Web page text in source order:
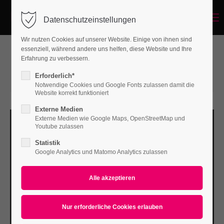
Login
Benutzername
Passwort
Anmelden
Support
Lorem ipsum dolor sit amet:
(Kommentare: 0)
Datenschutzeinstellungen
Wir nutzen Cookies auf unserer Website. Einige von ihnen sind
essenziell, während andere uns helfen, diese Website und Ihre
Erfahrung zu verbessern.
Erforderlich*
Notwendige Cookies und Google Fonts zulassen damit die
Website korrekt funktioniert
Externe Medien
Externe Medien wie Google Maps, OpenStreetMap und
Youtube zulassen
Statistik
Google Analytics und Matomo Analytics zulassen